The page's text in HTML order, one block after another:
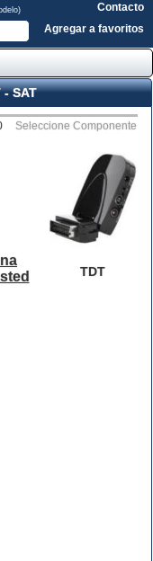
Contacto
Agregar a favoritos
- SAT
Seleccione Componente
TDT